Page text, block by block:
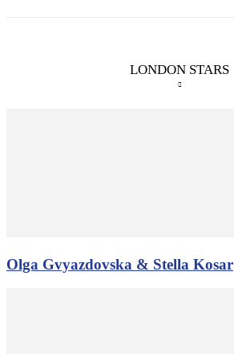
LONDON STARS
Olga Gvyazdovska & Stella Kosar